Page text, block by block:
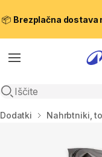
📦 Brezplačna dostava
Meni
Odpri iskanje
Domov
Dodatki Nahrbtniki,